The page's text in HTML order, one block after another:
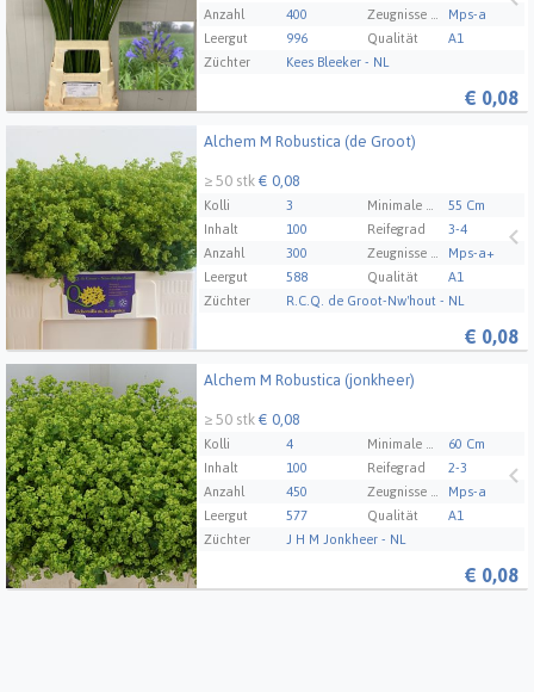
Anzahl
400
Mps-a
Leergut
996 Qualität
A1
Züchter
Kees Bleeker - NL
€ 0,08
Alchem M Robustica (de Groot)
≥ 50 stk€ 0,08
Kolli 3
55 Cm
Inhalt
100 Reifegrad
3-4
Anzahl
300
Mps-a+
Leergut
588 Qualität
A1
Züchter
R.C.Q. de Groot-Nw'hout - NL
€ 0,08
Alchem M Robustica (de Groot)
Alchem M Robustica (jonkheer)
≥ 50 stk€ 0,08
Kolli 4
60 Cm
Inhalt
100 Reifegrad
2-3
Anzahl
450
Mps-a
Leergut
577 Qualität
A1
Züchter
J H M Jonkheer - NL
€ 0,08
Alchem M Robustica (jonkheer)